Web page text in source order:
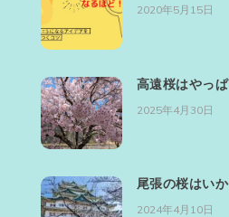
2020年5月15日
高遠桜はやっぱ
2025年4月30日
尾張の桜はい
2024年4月10日